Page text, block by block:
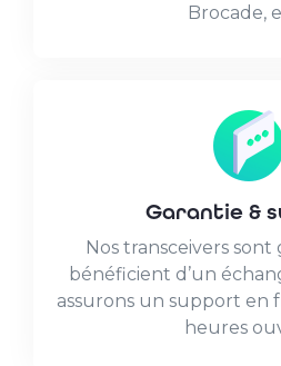
Brocade,
Garantie &
Nos transceivers sont
bénéficient d’un
assurons un support en
heures